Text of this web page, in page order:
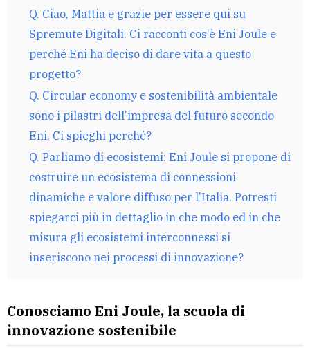
Q. Ciao, Mattia e grazie per essere qui su
Spremute Digitali. Ci racconti cos’è Eni Joule e
perché Eni ha deciso di dare vita a questo
progetto?
Q. Circular economy e sostenibilità ambientale
sono i pilastri dell’impresa del futuro secondo
Eni. Ci spieghi perché?
Q. Parliamo di ecosistemi: Eni Joule si propone di
costruire un ecosistema di connessioni
dinamiche e valore diffuso per l’Italia. Potresti
spiegarci più in dettaglio in che modo ed in che
misura gli ecosistemi interconnessi si
inseriscono nei processi di innovazione?
Conosciamo Eni Joule, la scuola di
innovazione sostenibile